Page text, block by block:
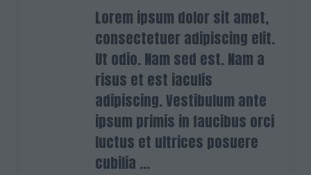
Lorem ipsum dolor sit amet,
consectetuer adipiscing elit.
Ut odio. Nam sed est. Nam a
risus et est iaculis
adipiscing. Vestibulum ante
ipsum primis in faucibus orci
luctus et ultrices posuere
cubilia ...